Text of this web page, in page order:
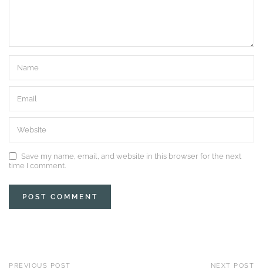
Save my name, email, and website in this browser for the next
time I comment.
PREVIOUS POST NEXT POST